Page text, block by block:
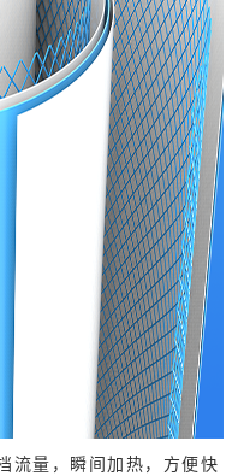
流量，瞬间加热，方便快